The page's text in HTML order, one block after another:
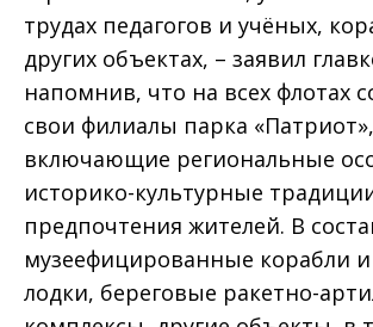
трудах педагогов и учёных,
других объектах, – заявил
напомнив, что на всех флотах
свои филиалы парка «Патриот»,
включающие региональные
историко-культурные
предпочтения жителей. В
музеефицированные корабли
лодки, береговые ракетно-